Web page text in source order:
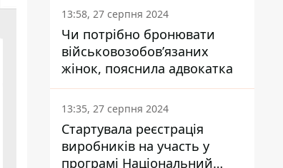
13:58, 27 серпня 2024
Чи потрібно бронювати
військовозобов’язаних
жінок, пояснила адвокатка
13:35, 27 серпня 2024
Стартувала реєстрація
виробників на участь у
програмі Національний